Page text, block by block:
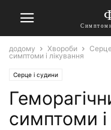
додому Хвороби
симптоми і лікування
Серце і судини
симптоми і